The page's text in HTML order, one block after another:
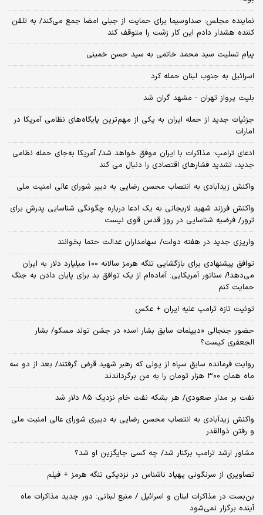
نماینده مجلس: صداوسیما برای حمایت از جبلی امضا جمع می‌کند/ به تلفن
کننده هشدار دادم این کار زشت را متوقف کند
پیام تسلیت سید محمد خاتمی به سید حسن خمینی
اسرائیل به جنوب لبنان حمله کرد
بلیت پرواز تهران - مشهد گران شد
جزئیات جدید از حمله ایران به یکی از مهم‌ترین پایگاه‌های نظامی آمریکا در
امارات
ادعای ترامپ: مذاکرات با ایران موفق خواهد شد/ آمریکا به‌جای حمله نظامی
جدید، تشدید فشارهای اقتصادی را دنبال می کند
واکنش زیدآبادی به انتصاب محسن رضایی به دبیر شورای عالی امنیت ملی
واکنش فرزند شهید لاریجانی به یک ادعا درباره چگونگی شناسایی پدرش برای
ترور/ فرضیه شناسایی در روز قدس قوی نیست
واریزی جدید در هفته دولت/ سهامداران عدالت حتما بخوانند
توافق پیشنهادی برای بازگشایی تنگه هرمز سالانه ۱۰۰ میلیارد دلار به ایران
می‌دهد!/ سناتور آمریکایی: آماده‌ام از یک توافق بد برای پایان دادن به جنگ
حمایت کنم
توئیت تازه ترامپ علیه ایران + عکس
حضور جنجالی «دیپلمات سابق بشار اسد» در جشن تولد مسکو/ بشار
الجعفری کیست؟
روایت فرمانده سابق سپاه از پولی که رهبر شهید قرض گرفتند/ بعد از دو سه
ماه همان ۳۰۰ هزار تومان را به من برگرداندند
نفت بر مدار صعودی/ هر بشکه نفت خام نزدیک ۸۵ دلار شد
واکنش زیدآبادی به انتصاب محسن رضایی به دبیری شورای عالی امنیت ملی
و رفتن ذوالقدر
مشاور ارشد ترامپ برکنار شد/ چه کسی جایگزین او شد؟
تصاویری از سرنگونی پهپاد ناشناس در نزدیکی تنگه هرمز + فیلم
بن‌بست در مذاکرات لبنان و اسرائیل / منبع لبنانی: دور جدید مذاکرات ماه
آینده برگزار نمی‌شود